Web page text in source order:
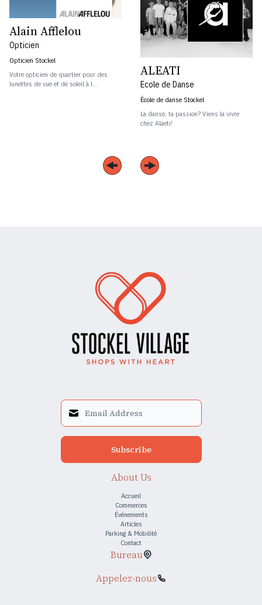
Alain Afflelou
Opticien
Opticien Stockel
Votre opticien de quartier pour des
lunettes de vue et de soleil à l...
ALEATI
Ecole de Danse
École de danse Stockel
La danse, ta passion? Viens la vivre
chez Alaeti!
Subscribe
About Us
Accueil
Commerces
Événements
Articles
Parking & Mobilité
Contact
Bureau
Appelez-nous